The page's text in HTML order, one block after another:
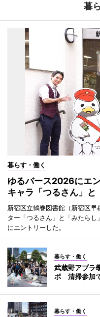
暮
暮らす・働く
ゆるバース2026にエ
キャラ「つるさん」と
新宿区立鶴巻図書館（新宿区
ター「つるさん」と「みたらし
にエントリーした。
暮らす・働く
武蔵野アブラ
ボ 清掃参加
暮らす・働く